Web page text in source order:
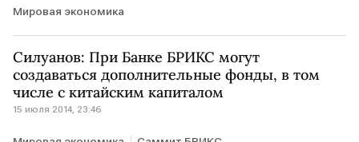
Мировая экономика
Силуанов: При Банке БРИКС могут
создаваться дополнительные фонды, в том
числе с китайским капиталом
15 июля 2014, 23:46